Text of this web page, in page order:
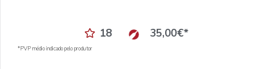
18 35,00€*
*PVP médio indicado pelo produtor